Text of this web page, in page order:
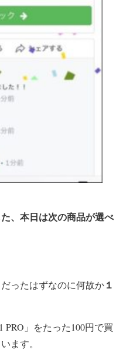
、本日は次の商品が選べ
ったはずなのに何故か１
PRO」をたった100円で買
ます。